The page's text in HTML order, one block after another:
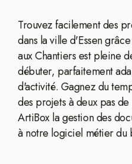
Trouvez facilement des
dans la ville d'Essen
aux Chantiers est pleine
débuter, parfaitement
d'activité. Gagnez du
des projets à deux pas
ArtiBox la gestion des
à notre logiciel métier du